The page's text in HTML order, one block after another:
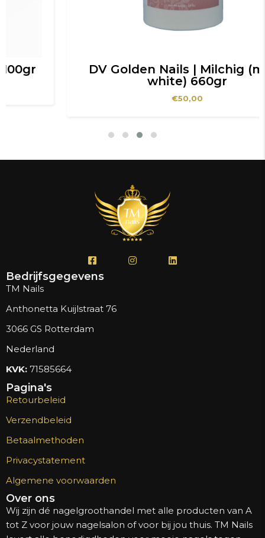
DV Golden Nails | Milchig (milky
white) 660gr
Bedrijfsgegevens
TM Nails
Anthonetta Kuijlstraat 76
3066 GS Rotterdam
Nederland
KVK: 71585664
Pagina's
Retourbeleid
Verzendbeleid
Betaalmethoden
Privacystatement
Algemene voorwaarden
Over ons
Wij zijn dé nagelgroothandel met alle producten van A
tot Z voor jouw nagelsalon of voor bij jou thuis. TM Nails